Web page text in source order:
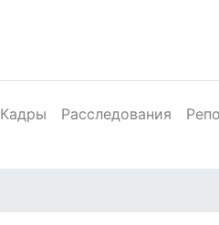
Кадры Расследования